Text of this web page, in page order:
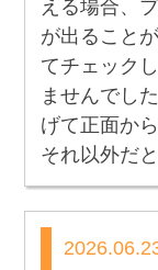
える場合、
が出ること
てチェック
ませんでし
げて正面か
それ以外だ